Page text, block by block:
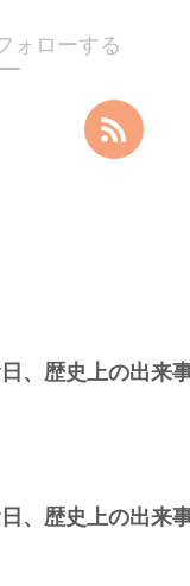
ォローする
、歴史上の出来
、歴史上の出来